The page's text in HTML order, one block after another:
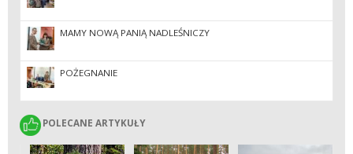
MAMY NOWĄ PANIĄ NADLEŚNICZY
POŻEGNANIE
POLECANE ARTYKUŁY
POLECANE ARTYKUŁY